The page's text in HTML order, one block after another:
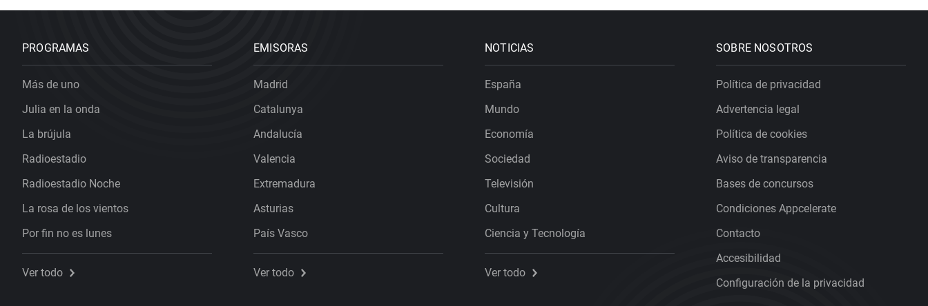
PROGRAMAS
Más de uno
Julia en la onda
La brújula
Radioestadio
Radioestadio Noche
La rosa de los vientos
Por fin no es lunes
Ver todo
EMISORAS
Madrid
Catalunya
Andalucía
Valencia
Extremadura
Asturias
País Vasco
Ver todo
NOTICIAS
España
Mundo
Economía
Sociedad
Televisión
Cultura
Ciencia y Tecnología
Ver todo
SOBRE NOSOTROS
Política de privacidad
Advertencia legal
Política de cookies
Aviso de transparencia
Bases de concursos
Condiciones Appcelerate
Contacto
Accesibilidad
Configuración de la privacidad